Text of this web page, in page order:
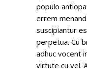
populo
errem
suscipiantur
perpetua. Cu
adhuc vocent
virtute cu vel.